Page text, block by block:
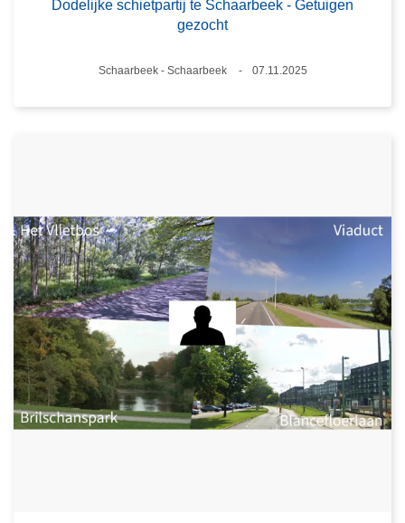
Dodelijke schietpartij te Schaarbeek - Getuigen
gezocht
Plaats
Schaarbeek - Schaarbeek
07.11.2025